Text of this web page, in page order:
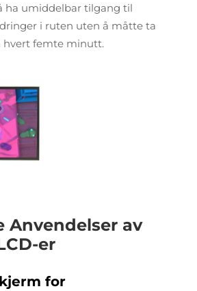
ha umiddelbar tilgang til
i ruten uten å måtte ta
hvert femte minutt.
Anvendelser av
er
for